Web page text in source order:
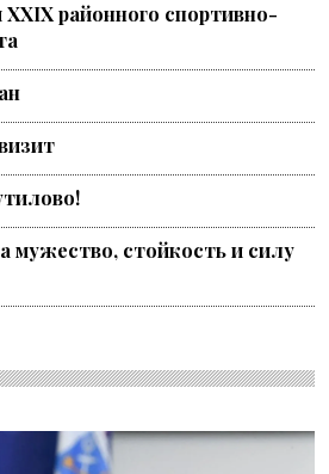
районного спортивно-
мужество, стойкость и силу